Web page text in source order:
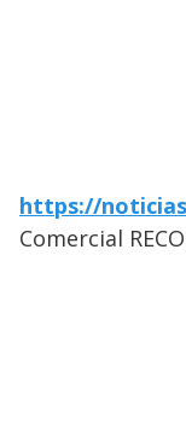
https://
Comercial